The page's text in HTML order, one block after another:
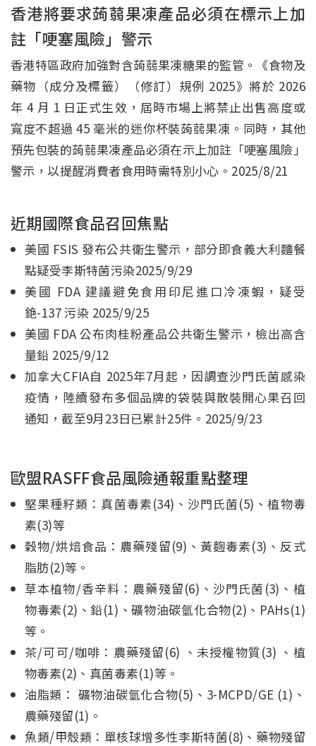
香港將要求蒟蒻果凍產品必須在標示上加
註「哽塞風險」警示
香港特區政府加強對含蒟蒻果凍糖果的監管。《食物及
藥物（成分及標籤）（修訂）規例 2025》將於 2026
年 4 月 1 日正式生效，屆時市場上將禁止出售高度或
寬度不超過 45 毫米的迷你杯裝蒟蒻果凍。同時，其他
預先包裝的蒟蒻果凍產品必須在示上加註「哽塞風險」
警示，以提醒消費者食用時需特別小心。2025/8/21
近期國際食品召回焦點
美國 FSIS 發布公共衛生警示，部分即食義大利麵餐
點疑受李斯特菌污染2025/9/29
美國 FDA 建議避免食用印尼進口冷凍蝦，疑受
銫-137 污染 2025/9/25
美國 FDA 公布肉桂粉產品公共衛生警示，檢出高含
量鉛 2025/9/12
加拿大CFIA自 2025年7月起，因調查沙門氏菌感染
疫情，陸續發布多個品牌的袋裝與散裝開心果召回
通知，截至9月23日已累計25件。2025/9/23
歐盟RASFF食品風險通報重點整理
堅果種籽類：真菌毒素(34)、沙門氏菌(5)、植物毒
素(3)等
穀物/烘焙食品：農藥殘留(9)、黃麴毒素(3)、反式
脂肪(2)等。
草本植物/香辛料：農藥殘留(6)、沙門氏菌(3)、植
物毒素(2)、鉛(1)、礦物油碳氫化合物(2)、PAHs(1)
等。
茶/可可/咖啡：農藥殘留(6) 、未授權物質(3) 、植
物毒素(2)、真菌毒素(1)等。
油脂類： 礦物油碳氫化合物(5)、3-MCPD/GE (1)、
農藥殘留(1)。
魚類/甲殼類：單核球增多性李斯特菌(8)、藥物殘留